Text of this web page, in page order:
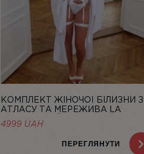
КОМПЛЕКТ ЖІНОЧОЇ БІЛИЗНИ З
АТЛАСУ ТА МЕРЕЖИВА LA
PERLE, БІЛИЙ | LINIYA
4999 UAH
ПЕРЕГЛЯНУТИ